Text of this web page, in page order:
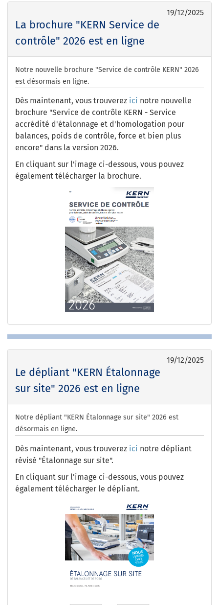
19/12/2025
La brochure "KERN Service de
contrôle" 2026 est en ligne
Notre nouvelle brochure "Service de contrôle KERN" 2026
est désormais en ligne.
Dès maintenant, vous trouverez ici notre nouvelle
brochure "Service de contrôle KERN - Service
accrédité d'étalonnage et d'homologation pour
balances, poids de contrôle, force et bien plus
encore" dans la version 2026.
En cliquant sur l'image ci-dessous, vous pouvez
également télécharger la brochure.
19/12/2025
Le dépliant "KERN Étalonnage
sur site" 2026 est en ligne
Notre dépliant "KERN Étalonnage sur site" 2026 est
désormais en ligne.
Dès maintenant, vous trouverez ici notre dépliant
révisé "Étalonnage sur site".
En cliquant sur l'image ci-dessous, vous pouvez
également télécharger le dépliant.